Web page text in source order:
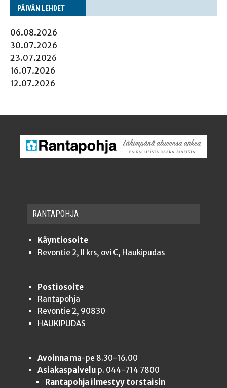
PÄI­VÄN LEHDET
06.08.2026
30.07.2026
23.07.2026
16.07.2026
12.07.2026
RAN­TA­POH­JA
Käyntiosoite
Revontie 2, II krs, ovi C, Haukipudas
Postiosoite
Rantapohja
Revontie 2, 90830
HAUKIPUDAS
Avoinnama-pe 8.30-16.00
Asiakaspalvelu p. 044-714 7800
Rantapohja ilmestyy torstaisin